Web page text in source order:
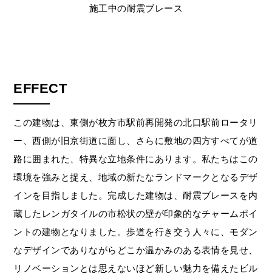
施工中の耐震ブレース
EFFECT
この建物は、東側が枚方市駅前再開発の北口駅前ロータリ
ー、西側が旧京街道に面し、さらに敷地の四方すべてが道
路に囲まれた、特異な立地条件にあります。私たちはこの
環境を強みと捉え、地域の新たなランドマークとなるデザ
インを目指しました。完成した建物は、耐震ブレースを内
蔵したレンガタイルの市松状の壁が印象的なチャームポイ
ントの建物となりました。歩道を行き交う人々に、モダン
なデザインでありながらどこか温かみのある表情を見せ、
リノベーションとは思えないほど新しい魅力を備えたビル